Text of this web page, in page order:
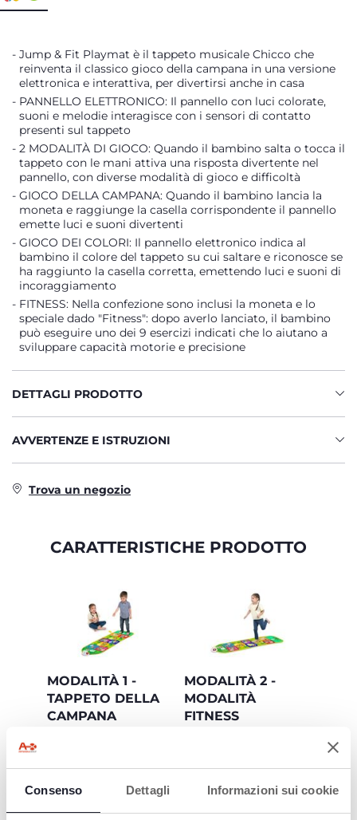
Consenso Dettagli Informazioni sui cookie
Jump & Fit Playmat è il tappeto musicale Chicco che
reinventa il classico gioco della campana in una versione
elettronica e interattiva, per divertirsi anche in casa
PANNELLO ELETTRONICO: Il pannello con luci colorate,
suoni e melodie interagisce con i sensori di contatto
presenti sul tappeto
2 MODALITÀ DI GIOCO: Quando il bambino salta o tocca il
tappeto con le mani attiva una risposta divertente nel
pannello, con diverse modalità di gioco e difficoltà
GIOCO DELLA CAMPANA: Quando il bambino lancia la
moneta e raggiunge la casella corrispondente il pannello
emette luci e suoni divertenti
GIOCO DEI COLORI: Il pannello elettronico indica al
bambino il colore del tappeto su cui saltare e riconosce se
ha raggiunto la casella corretta, emettendo luci e suoni di
incoraggiamento
FITNESS: Nella confezione sono inclusi la moneta e lo
speciale dado "Fitness": dopo averlo lanciato, il bambino
può eseguire uno dei 9 esercizi indicati che lo aiutano a
sviluppare capacità motorie e precisione
DETTAGLI PRODOTTO
AVVERTENZE E ISTRUZIONI
Trova un negozio
CARATTERISTICHE PRODOTTO
MODALITÀ 1 -
TAPPETO DELLA
CAMPANA
indicata: ad ogni salto
ascolta i suoni e
riconosci i simpatici
animaletti
MODALITÀ 2 -
MODALITÀ
FITNESS
Il dado ha 9 diversi
esercizi di equilibrio,
che aiutano il
bambino a sviluppare